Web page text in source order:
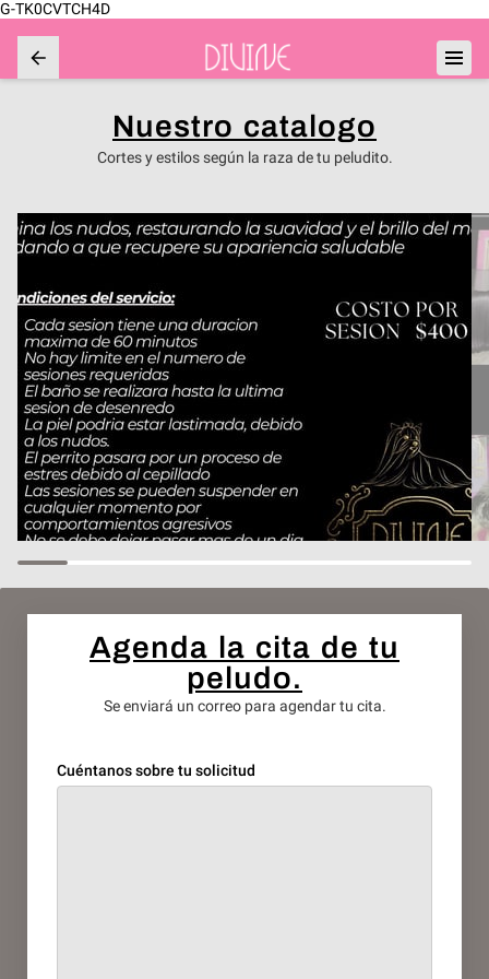
G-TK0CVTCH4D
Nuestro catalogo
Cortes y estilos según la raza de tu peludito.
Agenda la cita de tu
peludo.
Se enviará un correo para agendar tu cita.
Cuéntanos sobre tu solicitud